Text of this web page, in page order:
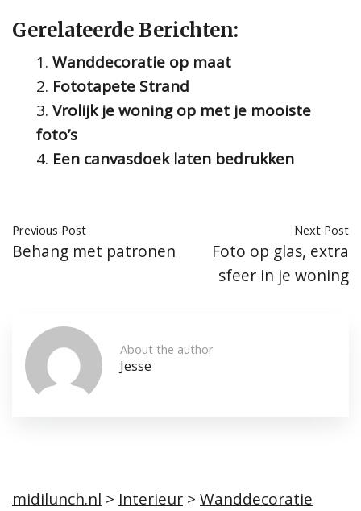
Gerelateerde Berichten:
Wanddecoratie op maat
Fototapete Strand
Vrolijk je woning op met je mooiste
foto’s
Een canvasdoek laten bedrukken
Previous Post
Behang met patronen
Next Post
Foto op glas, extra
sfeer in je woning
About the author
Jesse
midilunch.nl > Interieur > Wanddecoratie